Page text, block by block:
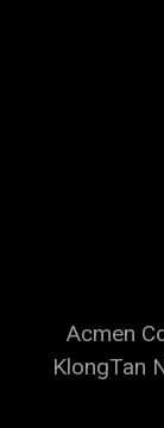
Acmen
KlongTan